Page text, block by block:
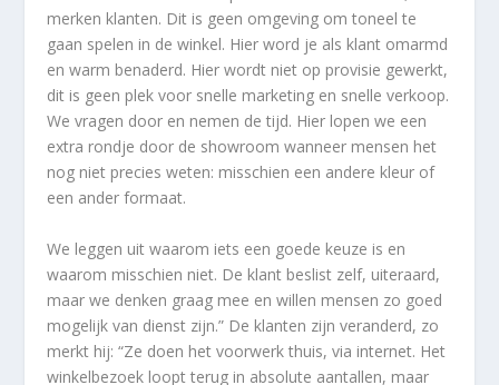
merken klanten. Dit is geen omgeving om toneel te
gaan spelen in de winkel. Hier word je als klant omarmd
en warm benaderd. Hier wordt niet op provisie gewerkt,
dit is geen plek voor snelle marketing en snelle verkoop.
We vragen door en nemen de tijd. Hier lopen we een
extra rondje door de showroom wanneer mensen het
nog niet precies weten: misschien een andere kleur of
een ander formaat.
We leggen uit waarom iets een goede keuze is en
waarom misschien niet. De klant beslist zelf, uiteraard,
maar we denken graag mee en willen mensen zo goed
mogelijk van dienst zijn.” De klanten zijn veranderd, zo
merkt hij: “Ze doen het voorwerk thuis, via internet. Het
winkelbezoek loopt terug in absolute aantallen, maar